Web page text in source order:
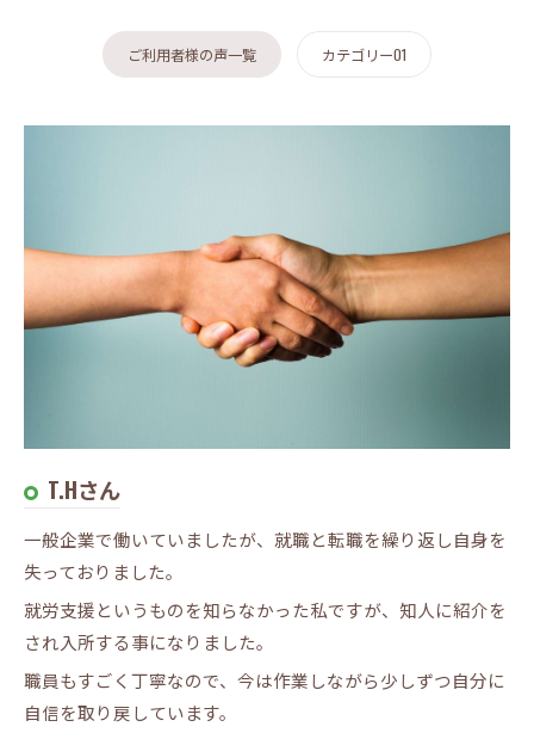
ご利用者様の声一覧 カテゴリー01
T.Hさん
一般企業で働いていましたが、就職と転職を繰り返し自身を
失っておりました。
就労支援というものを知らなかった私ですが、知人に紹介を
され入所する事になりました。
職員もすごく丁寧なので、今は作業しながら少しずつ自分に
自信を取り戻しています。